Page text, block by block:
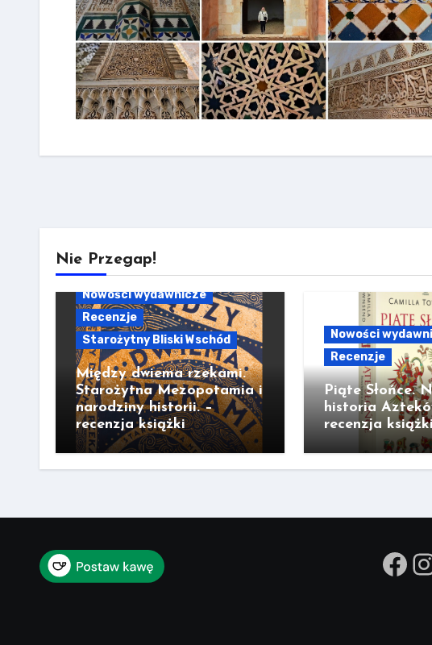
Nie Przegap!
Nowości wydawnicze
Recenzje
Starożytny Bliski Wschód
Między dwiema rzekami.
Starożytna Mezopotamia i
narodziny historii. –
recenzja książki
Nowości
Recenzje
Piąte Słońce.
historia
recenzja